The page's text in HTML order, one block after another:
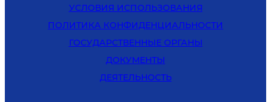
УСЛОВИЯ ИСПОЛЬЗОВАНИЯ
ПОЛИТИКА КОНФИДЕНЦИАЛЬНОСТИ
ГОСУДАРСТВЕННЫЕ ОРГАНЫ
ДОКУМЕНТЫ
ДЕЯТЕЛЬНОСТЬ